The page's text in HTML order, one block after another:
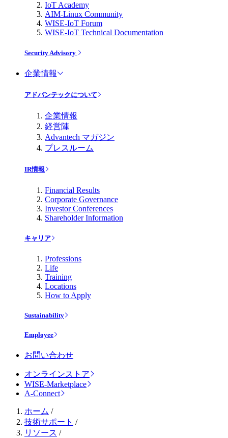
IoT Academy
AIM-Linux Community
WISE-IoT Forum
WISE-IoT Technical Documentation
Security Advisory
企業情報
アドバンテックについて
企業情報
経営陣
Advantech マガジン
プレスルーム
IR情報
Financial Results
Corporate Governance
Investor Conferences
Shareholder Information
キャリア
Professions
Life
Training
Locations
How to Apply
Sustainability
Employee
お問い合わせ
オンラインストア
WISE-Marketplace
A-Connect
ホーム /
技術サポート /
リソース /